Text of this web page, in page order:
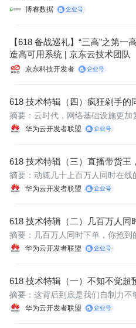
博睿数据
【618 备战巡礼】“三高”之第一
造高可用系统 | 京东云技术团队
京东科技开发者
618 技术特辑（四）疯狂剁手的
了吗？
华为云开发者联盟
摘要：云时代，网络基础设施更加
加重要。无论是电商、互联网、
618 技术特辑（三）直播带货王
是一连串技术挑战？
华为云开发者联盟
摘要：动辄几十上百万人同时在线
的去抢购，并且还要确保系统运
618 技术特辑（二）几百万人同
容易抢到了
华为云开发者联盟
摘要：几百万人同时下单，你抢到
又是如何掌握大促期间上亿的销售
618 技术特辑（一）不知不觉超
下来？
华为云开发者联盟
摘要：这背后到底是我们自制力不
心，我们不妨从技术维度，抽丝剥